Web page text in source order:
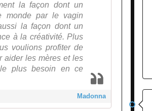
la façon dont un
monde par le vagin
la façon dont un
à la créativité. Plus
voulions profiter de
aider les mères et les
plus besoin en ce
Madonna